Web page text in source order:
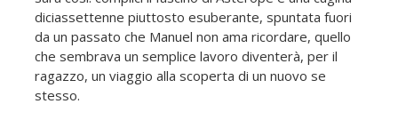
diciassettenne piuttosto esuberante, spuntata fuori
da un passato che Manuel non ama ricordare, quello
che sembrava un semplice lavoro diventerà, per il
ragazzo, un viaggio alla scoperta di un nuovo se
stesso.